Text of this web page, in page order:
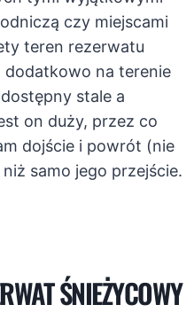
czy miejscami
teren rezerwatu
dodatkowo na terenie
stale a
on duży, przez co
dojście i powrót (nie
samo jego przejście.
ŚNIEŻYCOWY